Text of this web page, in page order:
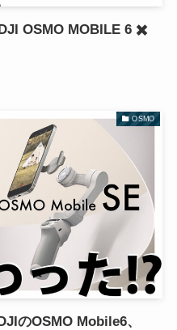
OSMO MOBILE 6 ✖️
OSMO
のOSMO Mobile6、